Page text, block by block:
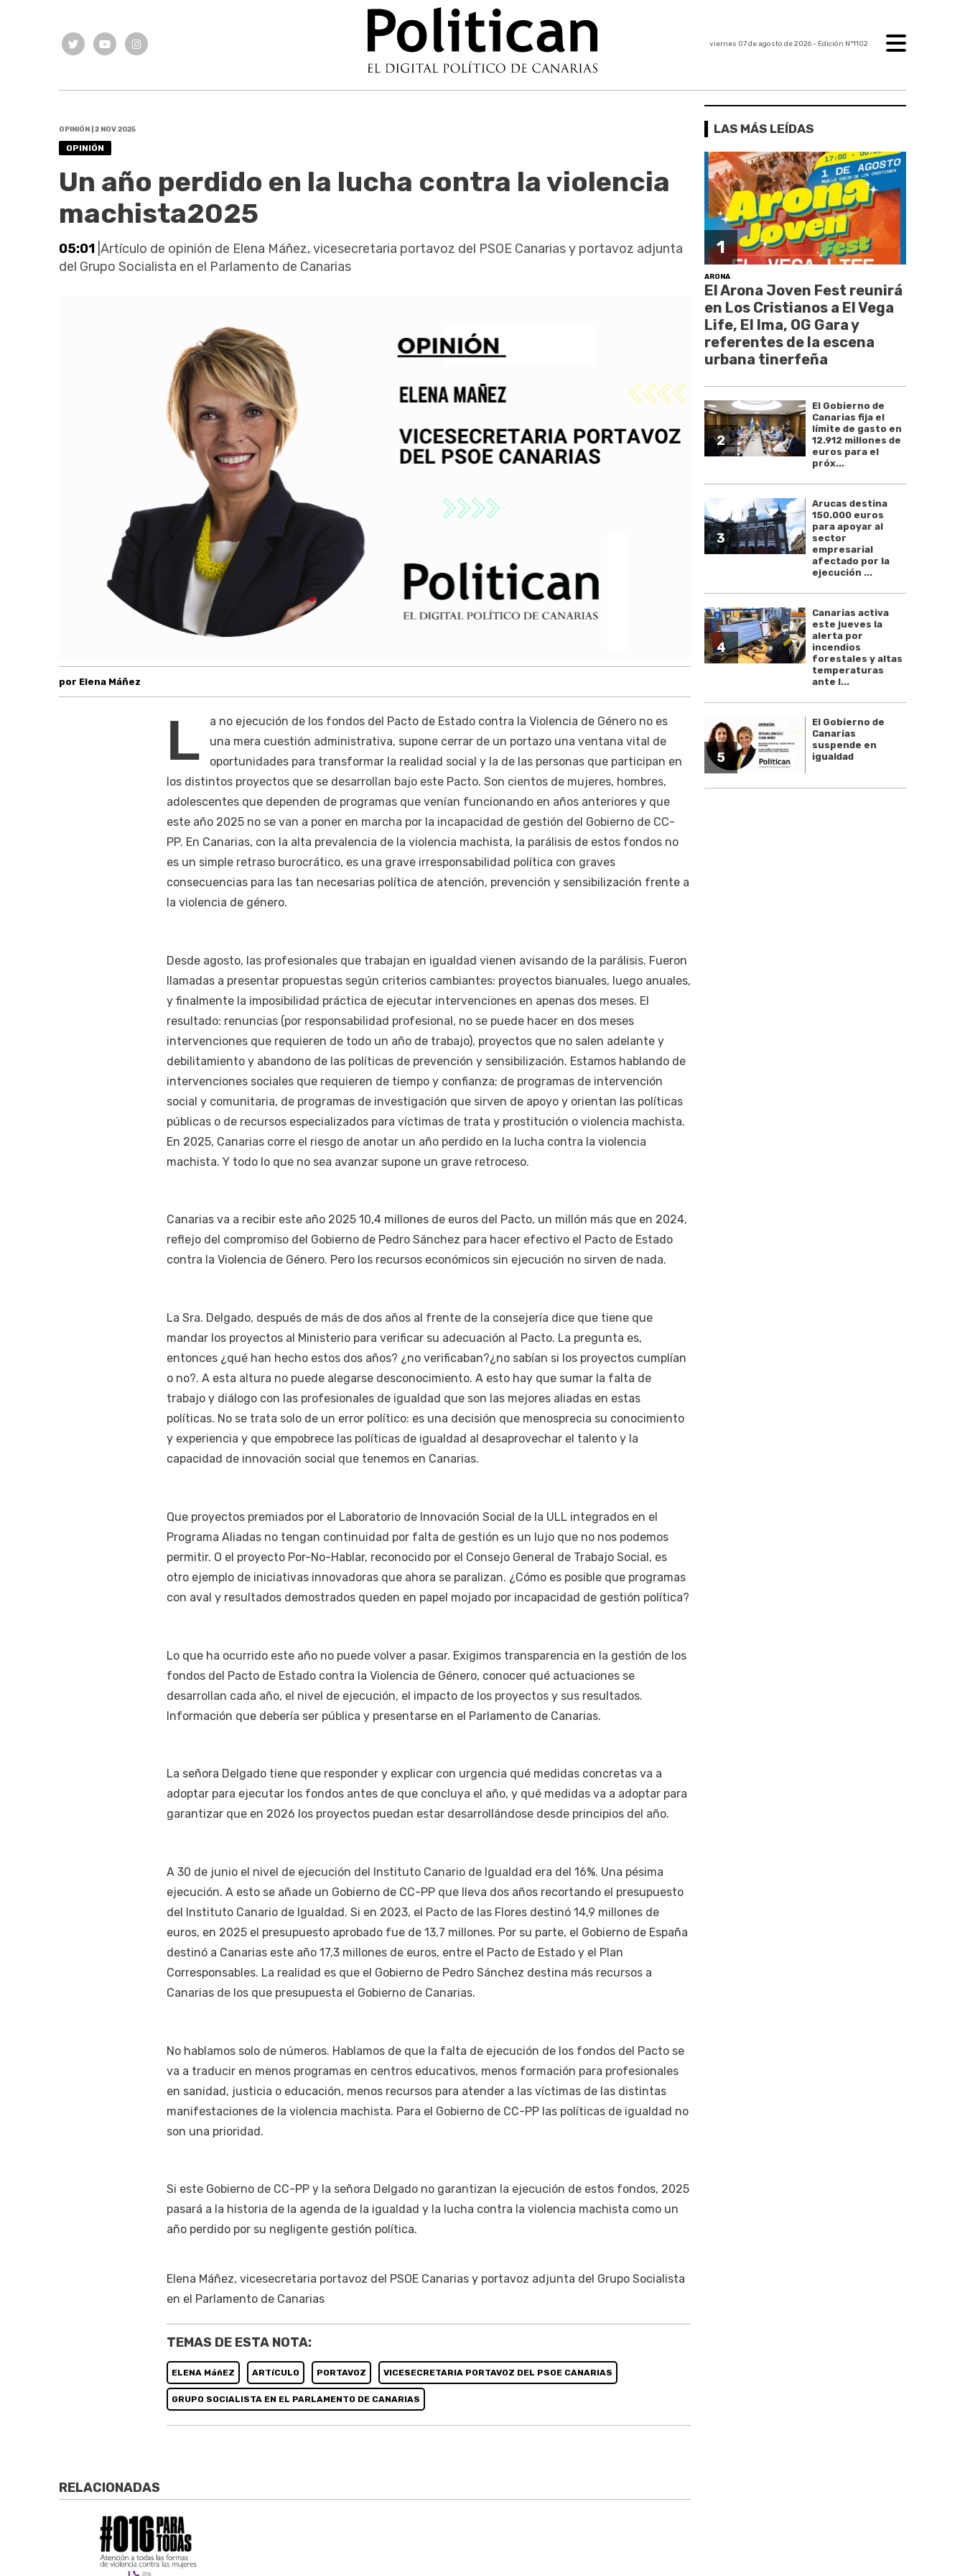
viernes 07 de agosto de 2026- Edición Nº1102
OPINIÓN | 2 NOV 2025
OPINIÓN
Un año perdido en la lucha contra la violencia
machista2025
05:01 |Artículo de opinión de Elena Máñez, vicesecretaria portavoz del PSOE Canarias y portavoz adjunta
del Grupo Socialista en el Parlamento de Canarias
por Elena Máñez
L
a no ejecución de los fondos del Pacto de Estado contra la Violencia de Género no es
una mera cuestión administrativa, supone cerrar de un portazo una ventana vital de
oportunidades para transformar la realidad social y la de las personas que participan en
los distintos proyectos que se desarrollan bajo este Pacto. Son cientos de mujeres, hombres,
adolescentes que dependen de programas que venían funcionando en años anteriores y que
este año 2025 no se van a poner en marcha por la incapacidad de gestión del Gobierno de CC-
PP. En Canarias, con la alta prevalencia de la violencia machista, la parálisis de estos fondos no
es un simple retraso burocrático, es una grave irresponsabilidad política con graves
consecuencias para las tan necesarias política de atención, prevención y sensibilización frente a
la violencia de género.
Desde agosto, las profesionales que trabajan en igualdad vienen avisando de la parálisis. Fueron
llamadas a presentar propuestas según criterios cambiantes: proyectos bianuales, luego anuales,
y finalmente la imposibilidad práctica de ejecutar intervenciones en apenas dos meses. El
resultado: renuncias (por responsabilidad profesional, no se puede hacer en dos meses
intervenciones que requieren de todo un año de trabajo), proyectos que no salen adelante y
debilitamiento y abandono de las políticas de prevención y sensibilización. Estamos hablando de
intervenciones sociales que requieren de tiempo y confianza; de programas de intervención
social y comunitaria, de programas de investigación que sirven de apoyo y orientan las políticas
públicas o de recursos especializados para víctimas de trata y prostitución o violencia machista.
En 2025, Canarias corre el riesgo de anotar un año perdido en la lucha contra la violencia
machista. Y todo lo que no sea avanzar supone un grave retroceso.
Canarias va a recibir este año 2025 10,4 millones de euros del Pacto, un millón más que en 2024,
reflejo del compromiso del Gobierno de Pedro Sánchez para hacer efectivo el Pacto de Estado
contra la Violencia de Género. Pero los recursos económicos sin ejecución no sirven de nada.
La Sra. Delgado, después de más de dos años al frente de la consejería dice que tiene que
mandar los proyectos al Ministerio para verificar su adecuación al Pacto. La pregunta es,
entonces ¿qué han hecho estos dos años? ¿no verificaban?¿no sabían si los proyectos cumplían
o no?. A esta altura no puede alegarse desconocimiento. A esto hay que sumar la falta de
trabajo y diálogo con las profesionales de igualdad que son las mejores aliadas en estas
políticas. No se trata solo de un error político: es una decisión que menosprecia su conocimiento
y experiencia y que empobrece las políticas de igualdad al desaprovechar el talento y la
capacidad de innovación social que tenemos en Canarias.
Que proyectos premiados por el Laboratorio de Innovación Social de la ULL integrados en el
Programa Aliadas no tengan continuidad por falta de gestión es un lujo que no nos podemos
permitir. O el proyecto Por-No-Hablar, reconocido por el Consejo General de Trabajo Social, es
otro ejemplo de iniciativas innovadoras que ahora se paralizan. ¿Cómo es posible que programas
con aval y resultados demostrados queden en papel mojado por incapacidad de gestión política?
Lo que ha ocurrido este año no puede volver a pasar. Exigimos transparencia en la gestión de los
fondos del Pacto de Estado contra la Violencia de Género, conocer qué actuaciones se
desarrollan cada año, el nivel de ejecución, el impacto de los proyectos y sus resultados.
Información que debería ser pública y presentarse en el Parlamento de Canarias.
La señora Delgado tiene que responder y explicar con urgencia qué medidas concretas va a
adoptar para ejecutar los fondos antes de que concluya el año, y qué medidas va a adoptar para
garantizar que en 2026 los proyectos puedan estar desarrollándose desde principios del año.
A 30 de junio el nivel de ejecución del Instituto Canario de Igualdad era del 16%. Una pésima
ejecución. A esto se añade un Gobierno de CC-PP que lleva dos años recortando el presupuesto
del Instituto Canario de Igualdad. Si en 2023, el Pacto de las Flores destinó 14,9 millones de
euros, en 2025 el presupuesto aprobado fue de 13,7 millones. Por su parte, el Gobierno de España
destinó a Canarias este año 17,3 millones de euros, entre el Pacto de Estado y el Plan
Corresponsables. La realidad es que el Gobierno de Pedro Sánchez destina más recursos a
Canarias de los que presupuesta el Gobierno de Canarias.
No hablamos solo de números. Hablamos de que la falta de ejecución de los fondos del Pacto se
va a traducir en menos programas en centros educativos, menos formación para profesionales
en sanidad, justicia o educación, menos recursos para atender a las víctimas de las distintas
manifestaciones de la violencia machista. Para el Gobierno de CC-PP las políticas de igualdad no
son una prioridad.
Si este Gobierno de CC-PP y la señora Delgado no garantizan la ejecución de estos fondos, 2025
pasará a la historia de la agenda de la igualdad y la lucha contra la violencia machista como un
año perdido por su negligente gestión política.
Elena Máñez, vicesecretaria portavoz del PSOE Canarias y portavoz adjunta del Grupo Socialista
en el Parlamento de Canarias
TEMAS DE ESTA NOTA:
ELENA MáñEZ ARTíCULO PORTAVOZ VICESECRETARIA PORTAVOZ DEL PSOE CANARIAS
GRUPO SOCIALISTA EN EL PARLAMENTO DE CANARIAS
RELACIONADAS
LAS MÁS LEÍDAS
1
ARONA
El Arona Joven Fest reunirá
en Los Cristianos a El Vega
Life, El Ima, OG Gara y
referentes de la escena
urbana tinerfeña
2
El Gobierno de
Canarias fija el
límite de gasto en
12.912 millones de
euros para el
próx...
3
Arucas destina
150.000 euros
para apoyar al
sector
empresarial
afectado por la
ejecución ...
4
Canarias activa
este jueves la
alerta por
incendios
forestales y altas
temperaturas
ante l...
5
El Gobierno de
Canarias
suspende en
igualdad